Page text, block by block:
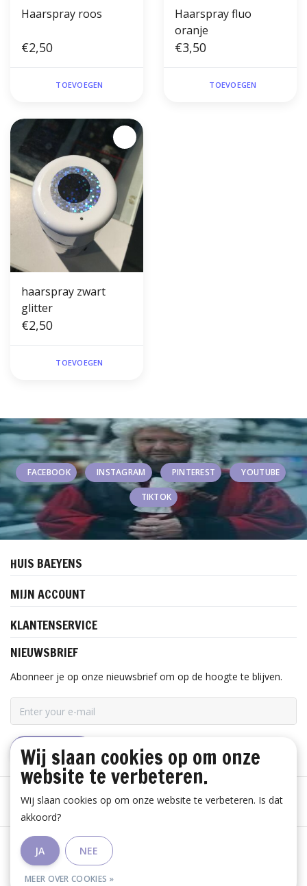
Haarspray roos
€2,50
TOEVOEGEN
Haarspray fluo
oranje
€3,50
TOEVOEGEN
haarspray zwart
glitter
€2,50
TOEVOEGEN
FACEBOOK INSTAGRAM PINTEREST YOUTUBE
TIKTOK
HUIS BAEYENS
MIJN ACCOUNT
KLANTENSERVICE
NIEUWSBRIEF
Abonneer je op onze nieuwsbrief om op de hoogte te blijven.
ABONNEER
Algemene voorwaarden
Wij slaan cookies op om onze
website te verbeteren.
Wij slaan cookies op om onze website te verbeteren. Is dat
akkoord?
JA NEE
MEER OVER COOKIES »